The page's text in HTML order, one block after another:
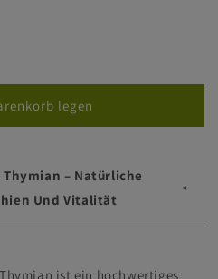
Nager
legen
– Natürliche
Und Vitalität
ist ein hochwertiges